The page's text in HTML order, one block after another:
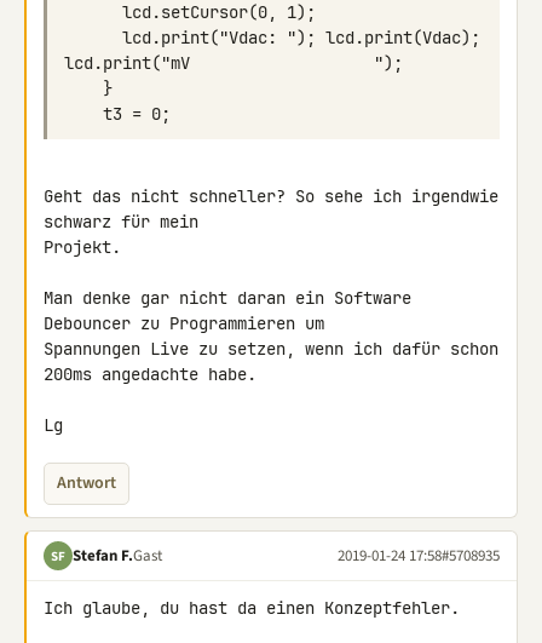
Geht das nicht schneller? So sehe ich irgendwie
schwarz für mein
Projekt.
Man denke gar nicht daran ein Software
Debouncer zu Programmieren um
Spannungen Live zu setzen, wenn ich dafür schon
200ms angedachte habe.
Lg
Antwort
SF Stefan F.Gast 2019-01-24 17:58#5708935
Ich glaube, du hast da einen Konzeptfehler.